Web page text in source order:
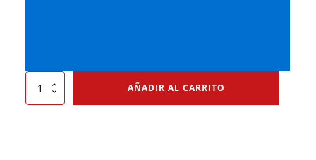
Contenedor
AÑADIR AL CARRITO